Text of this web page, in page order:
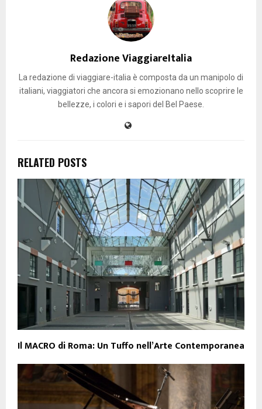
Redazione ViaggiareItalia
La redazione di viaggiare-italia è composta da un manipolo di
italiani, viaggiatori che ancora si emozionano nello scoprire le
bellezze, i colori e i sapori del Bel Paese.
RELATED POSTS
Il MACRO di Roma: Un Tuffo nell’Arte Contemporanea